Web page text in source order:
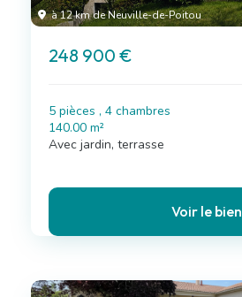
à 12 km de Neuville-de-Poitou
248 900 €
5 pièces , 4 chambres
140.00 m²
Avec jardin, terrasse
Voir le bien